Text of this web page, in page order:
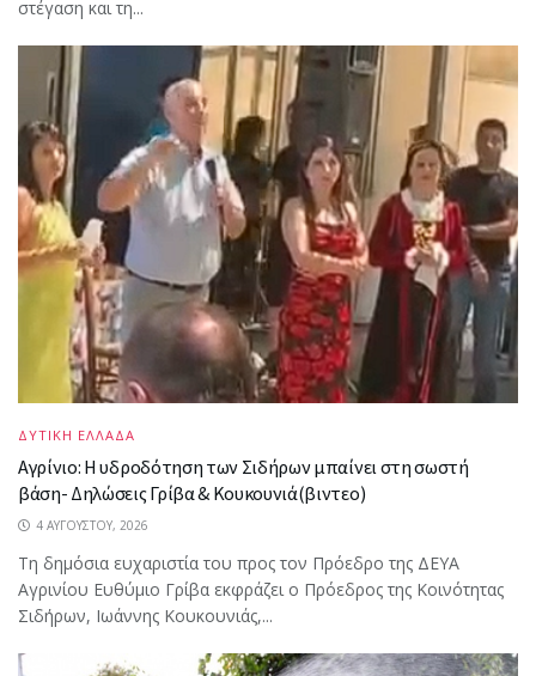
στέγαση και τη...
ΔΥΤΙΚΗ ΕΛΛΑΔΑ
Αγρίνιο: Η υδροδότηση των Σιδήρων μπαίνει στη σωστή
βάση- Δηλώσεις Γρίβα & Κουκουνιά(βιντεο)
4 ΑΥΓΟΎΣΤΟΥ, 2026
Τη δημόσια ευχαριστία του προς τον Πρόεδρο της ΔΕΥΑ
Αγρινίου Ευθύμιο Γρίβα εκφράζει ο Πρόεδρος της Κοινότητας
Σιδήρων, Ιωάννης Κουκουνιάς,...